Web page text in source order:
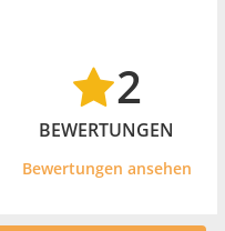
2
BEWERTUNGEN
Bewertungen ansehen